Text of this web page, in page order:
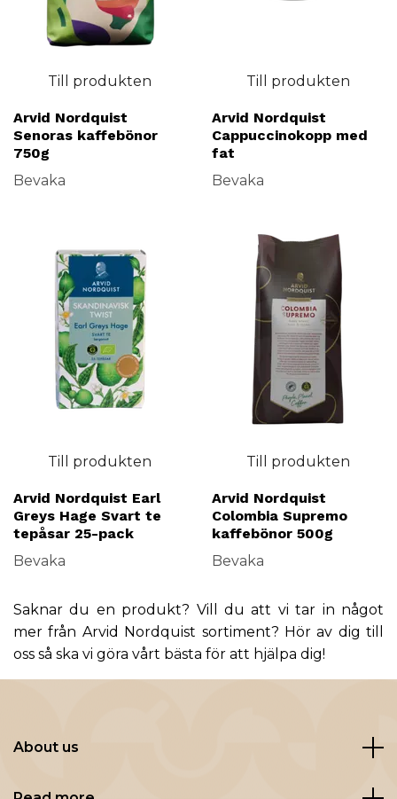
Till produkten
Arvid Nordquist
Senoras kaffebönor
750g
Bevaka
Till produkten
Arvid Nordquist
Cappuccinokopp med
fat
Bevaka
Till produkten
Arvid Nordquist Earl
Greys Hage Svart te
tepåsar 25-pack
Bevaka
Till produkten
Arvid Nordquist
Colombia Supremo
kaffebönor 500g
Bevaka
Saknar du en produkt? Vill du att vi tar in något
mer från Arvid Nordquist sortiment? Hör av dig till
oss så ska vi göra vårt bästa för att hjälpa dig!
About us